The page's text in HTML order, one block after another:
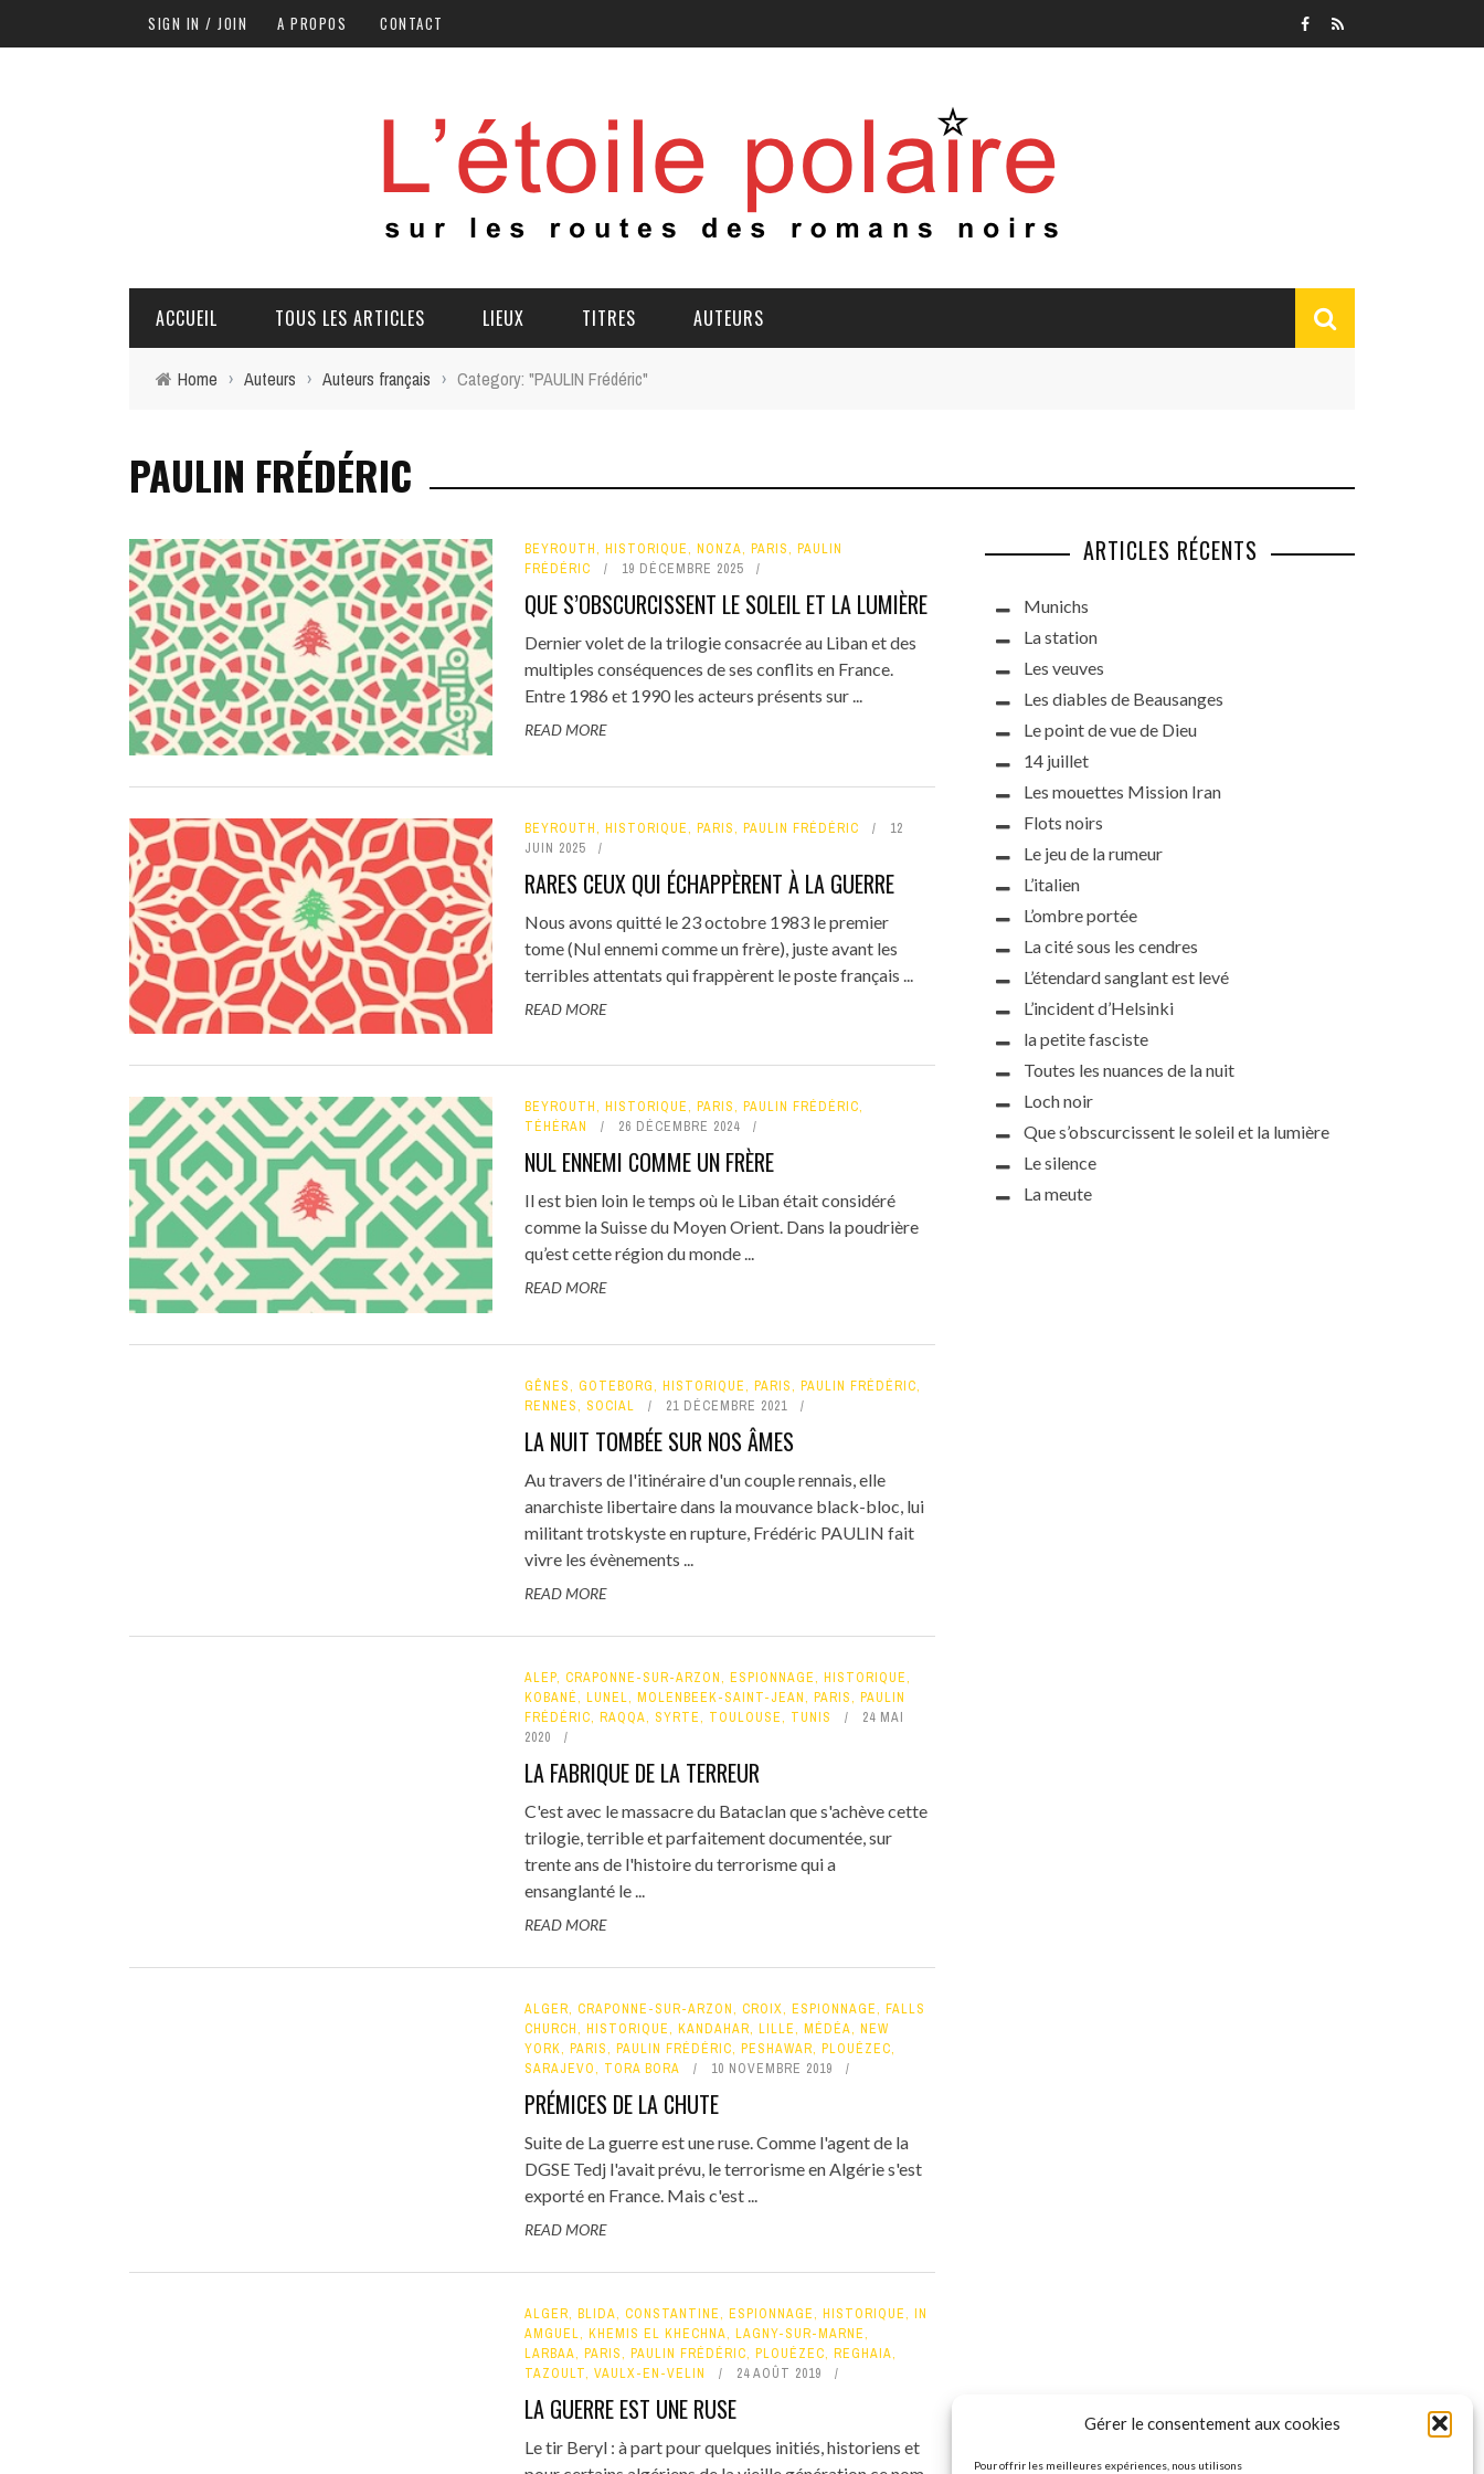
Gérer le consentement aux cookies
Pour offrir les meilleures expériences, nous utilisons
SIGN IN / JOIN A PROPOS CONTACT
ACCUEIL TOUS LES ARTICLES LIEUX TITRES AUTEURS
Home › Auteurs › Auteurs français › Category: "PAULIN Frédéric"
PAULIN FRÉDÉRIC
BEYROUTH, HISTORIQUE, NONZA, PARIS, PAULIN
FRÉDÉRIC
19 DÉCEMBRE 2025
QUE S’OBSCURCISSENT LE SOLEIL ET LA LUMIÈRE
Dernier volet de la trilogie consacrée au Liban et des
multiples conséquences de ses conflits en France.
Entre 1986 et 1990 les acteurs présents sur ...
READ MORE
BEYROUTH, HISTORIQUE, PARIS, PAULIN FRÉDÉRIC
12
JUIN 2025
RARES CEUX QUI ÉCHAPPÈRENT À LA GUERRE
Nous avons quitté le 23 octobre 1983 le premier
tome (Nul ennemi comme un frère), juste avant les
terribles attentats qui frappèrent le poste français ...
READ MORE
BEYROUTH, HISTORIQUE, PARIS, PAULIN FRÉDÉRIC,
TÉHÉRAN
26 DÉCEMBRE 2024
NUL ENNEMI COMME UN FRÈRE
Il est bien loin le temps où le Liban était considéré
comme la Suisse du Moyen Orient. Dans la poudrière
qu’est cette région du monde ...
READ MORE
GÊNES, GOTEBORG, HISTORIQUE, PARIS, PAULIN FRÉDÉRIC,
RENNES, SOCIAL 21 DÉCEMBRE 2021
LA NUIT TOMBÉE SUR NOS ÂMES
Au travers de l'itinéraire d'un couple rennais, elle
anarchiste libertaire dans la mouvance black-bloc, lui
militant trotskyste en rupture, Frédéric PAULIN fait
vivre les évènements ...
READ MORE
ALEP, CRAPONNE-SUR-ARZON, ESPIONNAGE, HISTORIQUE,
KOBANÉ, LUNEL, MOLENBEEK-SAINT-JEAN, PARIS, PAULIN
FRÉDÉRIC, RAQQA, SYRTE, TOULOUSE, TUNIS
24 MAI
2020
LA FABRIQUE DE LA TERREUR
C'est avec le massacre du Bataclan que s'achève cette
trilogie, terrible et parfaitement documentée, sur
trente ans de l'histoire du terrorisme qui a
ensanglanté le ...
READ MORE
ALGER, CRAPONNE-SUR-ARZON, CROIX, ESPIONNAGE, FALLS
CHURCH, HISTORIQUE, KANDAHAR, LILLE, MÉDÉA, NEW
YORK, PARIS, PAULIN FRÉDÉRIC, PESHAWAR, PLOUÉZEC,
SARAJEVO, TORA BORA 10 NOVEMBRE 2019
PRÉMICES DE LA CHUTE
Suite de La guerre est une ruse. Comme l'agent de la
DGSE Tedj l'avait prévu, le terrorisme en Algérie s'est
exporté en France. Mais c'est ...
READ MORE
ALGER, BLIDA, CONSTANTINE, ESPIONNAGE, HISTORIQUE, IN
AMGUEL, KHEMIS EL KHECHNA, LAGNY-SUR-MARNE,
LARBAA, PARIS, PAULIN FRÉDÉRIC, PLOUÉZEC, REGHAIA,
TAZOULT, VAULX-EN-VELIN 24 AOÛT 2019
LA GUERRE EST UNE RUSE
Le tir Beryl : à part pour quelques initiés, historiens et
ARTICLES RÉCENTS
Munichs
La station
Les veuves
Les diables de Beausanges
Le point de vue de Dieu
14 juillet
Les mouettes Mission Iran
Flots noirs
Le jeu de la rumeur
L’italien
L’ombre portée
La cité sous les cendres
L’étendard sanglant est levé
L’incident d’Helsinki
la petite fasciste
Toutes les nuances de la nuit
Loch noir
Que s’obscurcissent le soleil et la lumière
Le silence
La meute